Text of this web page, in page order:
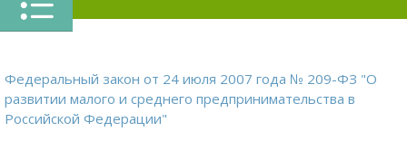
Федеральный закон от 24 июля 2007 года № 209-ФЗ "О
развитии малого и среднего предпринимательства в
Российской Федерации"